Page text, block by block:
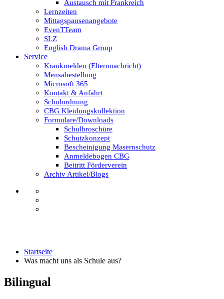
Austausch mit Frankreich
Lernzeiten
Mittagspausenangebote
EvenTTeam
SLZ
English Drama Group
Service
Krankmelden (Elternnachricht)
Mensabestellung
Microsoft 365
Kontakt & Anfahrt
Schulordnung
CBG Kleidungskollektion
Formulare/Downloads
Schulbroschüre
Schutzkonzept
Bescheinigung Masernschutz
Anmeldebogen CBG
Beitritt Förderverein
Archiv Artikel/Blogs
Startseite
Was macht uns als Schule aus?
Bilingual